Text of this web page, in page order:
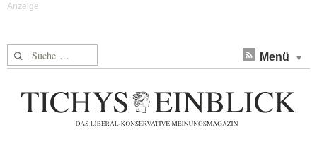
Suche nach: Menü